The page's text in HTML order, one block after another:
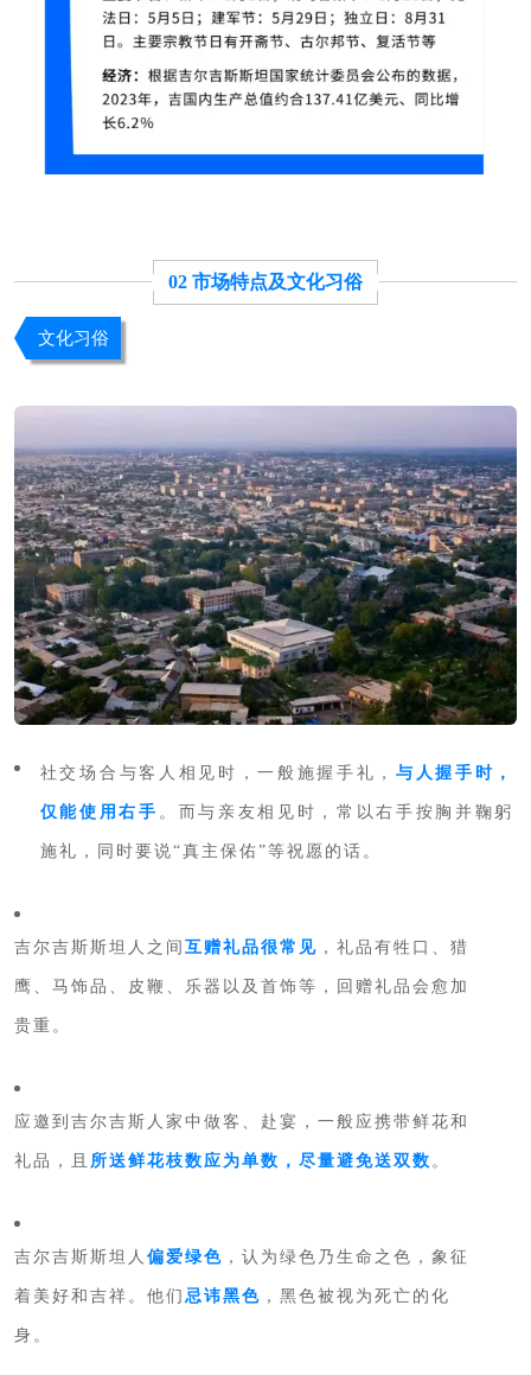
02 市场特点及文化习俗
文化习俗
社交场合 与客人相见时，一般施握手礼， 与人握手时，
仅能使用右手 。 而与亲友相见时，常以右手按胸并鞠躬
施礼，同时要说“真主保佑”等祝愿的话。
吉尔吉斯斯坦人之间 互赠礼品很常见 ，礼品有牲口、猎
鹰、马饰品、皮鞭、乐器以及首饰等，回赠礼品会愈加
贵重。
应邀到吉尔吉斯人家中做客、赴宴，一般应携带鲜花和
礼品，且 所送鲜花枝数应为单数，尽量避免送双数 。
吉尔吉斯斯坦人 偏爱绿色 ，认为绿色乃生命之色，象征
着美好和吉祥。他们 忌讳黑色 ，黑色被视为死亡的化
身。